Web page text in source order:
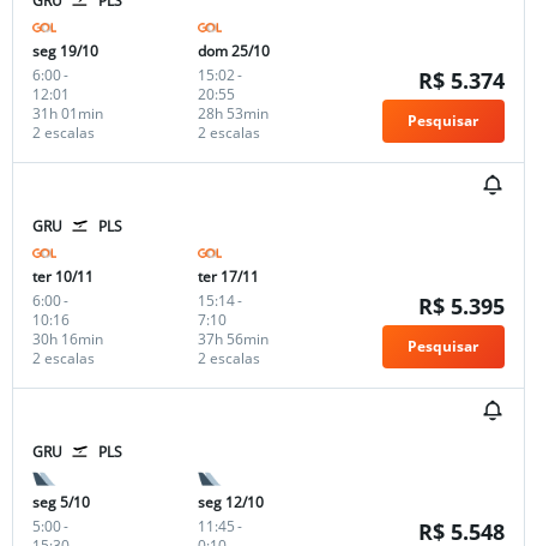
seg 19/10
6:00-
12:01
2 escalas
31h 01min
dom 25/10
15:02-
20:55
2 escalas
28h 53min
R$ 5.374
Pesquisar
GRU PLS
ter 10/11
6:00-
10:16
2 escalas
30h 16min
ter 17/11
15:14-
7:10
2 escalas
37h 56min
R$ 5.395
Pesquisar
GRU PLS
seg 5/10
5:00-
seg 12/10
11:45-
R$ 5.548